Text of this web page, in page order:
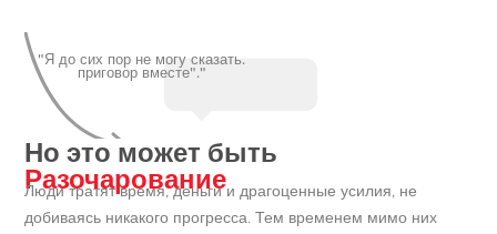
"Я до сих пор не могу сказать.
приговор вместе"."
Но это может быть
Разочарование
Люди тратят время, деньги и драгоценные усилия, не
добиваясь никакого прогресса. Тем временем мимо них